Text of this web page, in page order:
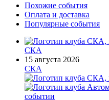
Похожие события
Оплата и доставка
Популярные события
СКА
15 августа 2026
СКА